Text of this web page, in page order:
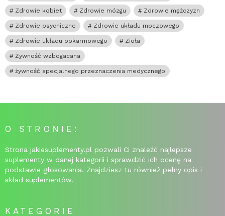
Zdrowie kobiet Zdrowie mózgu Zdrowie mężczyzn
Zdrowie psychiczne Zdrowie układu moczowego
Zdrowie układu pokarmowego Zioła
Żywność wzbogacana
żywność specjalnego przeznaczenia medycznego
O STRONIE:
Strona jakiesuplementy.pl pozwali Ci znaleźć najlepsze
suplementy w danej kategorii i sprawdzić ich ocenę na
podstawie głosowania. Znajdziesz tu również pełny opis i
skład suplementów.
KATEGORIE